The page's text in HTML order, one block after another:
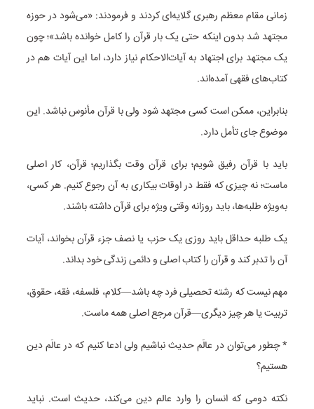
زمانی مقام معظم رهبری گلایه‌ای کردند و فرمودند: «می‌شود در حوزه
مجتهد شد بدون اینکه حتی یک بار قرآن را کامل خوانده باشد»؛ چون
یک مجتهد برای اجتهاد به آیات‌الاحکام نیاز دارد، اما این آیات هم در
کتاب‌های فقهی آمده‌اند.
بنابراین، ممکن است کسی مجتهد شود ولی با قرآن مأنوس نباشد. این
موضوع جای تأمل دارد.
باید با قرآن رفیق شویم؛ برای قرآن وقت بگذاریم؛ قرآن، کار اصلی
ماست؛ نه چیزی که فقط در اوقات بیکاری به آن رجوع کنیم. هر کسی،
به‌ویژه طلبه‌ها، باید روزانه وقتی ویژه برای قرآن داشته باشند.
یک طلبه حداقل باید روزی یک حزب یا نصف جزء قرآن بخواند، آیات
آن را تدبر کند و قرآن را کتاب اصلی و دائمی زندگی خود بداند.
مهم نیست که رشته تحصیلی فرد چه باشد—کلام، فلسفه، فقه، حقوق،
تربیت یا هر چیز دیگری—قرآن مرجع اصلی همه ماست.
* چطور می‌توان در عالَم حدیث نباشیم ولی ادعا کنیم که در عالَم دین
هستیم؟
نکته دومی که انسان را وارد عالم دین می‌کند، حدیث است. نباید